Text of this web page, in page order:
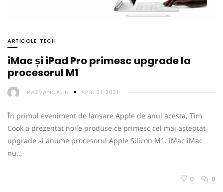
ARTICOLE, TECH
iMac și iPad Pro primesc upgrade la
procesorul M1
RAZVANCALIN APR. 21, 2021
În primul eveniment de lansare Apple de anul acesta, Tim
Cook a prezentat noile produse ce primesc cel mai așteptat
upgrade și anume procesorul Apple Silicon M1. iMac iMac
nu…
0 0